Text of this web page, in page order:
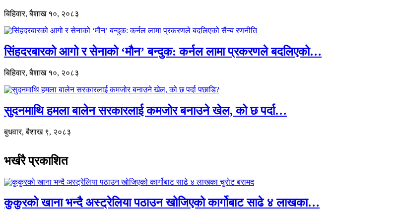
बिहिवार, बैशाख १०, २०८३
सिंहदरबारको आगो र सेनाको ‘मौन’ बन्दुक: कर्नल लामा प्रकरणले बदलिएको…
बिहिवार, बैशाख १०, २०८३
सुदनमाथि हमला बालेन सरकारलाई कमजोर बनाउने खेल, को छ पर्दा…
बुधवार, बैशाख ९, २०८३
भर्खरै प्रकाशित
कुकुरको खाना भन्दै अस्ट्रेलिया पठाउन खोजिएको कार्गोबाट साढे ४ लाखका…